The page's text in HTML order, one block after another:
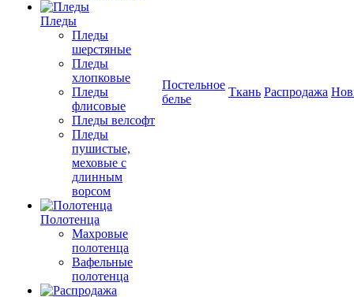
Пледы
Пледы
шерстяные
Пледы
хлопковые
Пледы
флисовые
Пледы велсофт
Пледы
пушистые,
меховые с
длинным
ворсом
Полотенца
Махровые
полотенца
Вафельные
полотенца
Постельное
белье
Ткань Распродажа